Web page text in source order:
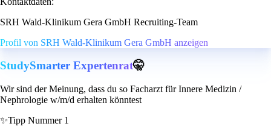
SRH Wald-Klinikum Gera GmbH Recruiting-Team
Profil von SRH Wald-Klinikum Gera GmbH anzeigen
StudySmarter Expertenrat🤫
Wir sind der Meinung, dass du so Facharzt für Innere Medizin /
Nephrologie w/m/d erhalten könntest
✨Tipp Nummer 1